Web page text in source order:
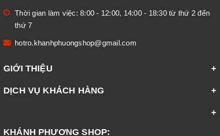
Thời gian làm việc: 8:00 - 12:00, 14:00 - 18:30 từ thứ 2 đến
thứ 7
hotro.khanhphuongshop@gmail.com
GIỚI THIỆU
DỊCH VỤ KHÁCH HÀNG
KHÁNH PHƯƠNG SHOP: